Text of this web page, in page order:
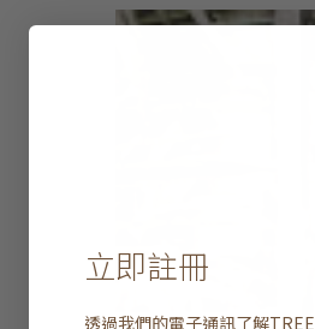
立即註冊
透過我們的電子通訊了解TREE